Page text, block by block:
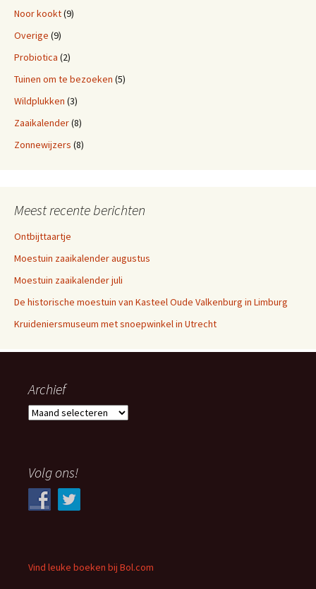
Noor kookt(9)
Overige (9)
Probiotica (2)
Tuinen om te bezoeken (5)
Wildplukken (3)
Zaaikalender(8)
Zonnewijzers (8)
Meest recente berichten
Ontbijttaartje
Moestuin zaaikalender augustus
Moestuin zaaikalender juli
De historische moestuin van Kasteel Oude Valkenburg in Limburg
Kruideniersmuseum met snoepwinkel in Utrecht
Archief
Archief
Volg ons!
Vind leuke boeken bij Bol.com